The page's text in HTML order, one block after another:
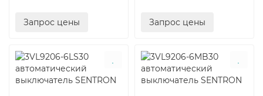
Запрос цены Запрос цены